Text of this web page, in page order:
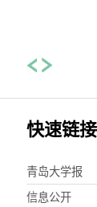
快速链接
青岛大学报
信息公开